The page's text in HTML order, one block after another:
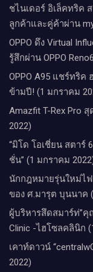
ชไนเดอร์ อิเล็คทริค
ลูกค้าและคู่ค้าผ่าน
OPPO ดึง Virtual
รู้สึกผ่าน OPPO
OPPO A95 แชร์ทริค
ข้ามปี! (1 มกราคม
Amazfit T-Rex Pro
2022)
“มิโด โอเชี่ยน สตาร์
ชั่น” (1 มกราคม
นักกฎหมายรุ่นใหม่ไ
ของ ศ.มารุต บุนนาค
ผู้บริหารสึดสมาร์ท่”
Clinic -ไฮโซลคลินิก
เคาท์ดาวน์​
2022)